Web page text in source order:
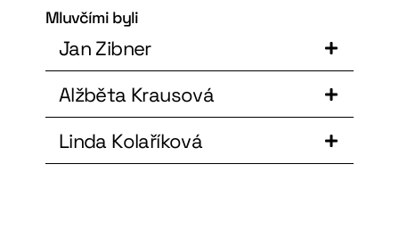
Mluvčími byli
Jan Zibner
Alžběta Krausová
Linda Kolaříková